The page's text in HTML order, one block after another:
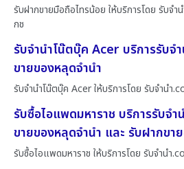
รับฝากขายมือถือไทรน้อย ให้บริการโดย รับจํา
กช
รับจำนำโน๊ตบุ๊ค Acer บริการรับจ
ขายของหลุดจำนำ
รับจำนำโน๊ตบุ๊ค Acer ให้บริการโดย รับจํานํา
รับซื้อไอแพดมหาราช บริการรับจ
ขายของหลุดจำนำ และ รับฝากข
รับซื้อไอแพดมหาราช ให้บริการโดย รับจํานํา